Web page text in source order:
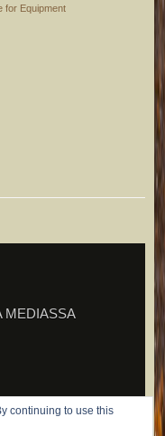
for Equipment
MEDIASSA
continuing to use this